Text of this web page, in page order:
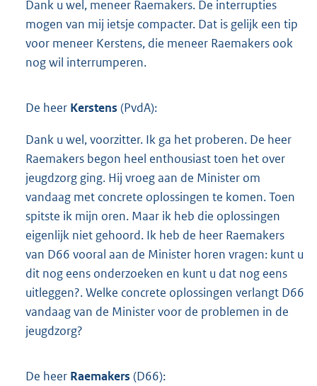
Dank u wel, meneer Raemakers. De interrupties
mogen van mij ietsje compacter. Dat is gelijk een tip
voor meneer Kerstens, die meneer Raemakers ook
nog wil interrumperen.
De heer Kerstens (PvdA):
Dank u wel, voorzitter. Ik ga het proberen. De heer
Raemakers begon heel enthousiast toen het over
jeugdzorg ging. Hij vroeg aan de Minister om
vandaag met concrete oplossingen te komen. Toen
spitste ik mijn oren. Maar ik heb die oplossingen
eigenlijk niet gehoord. Ik heb de heer Raemakers
van D66 vooral aan de Minister horen vragen: kunt u
dit nog eens onderzoeken en kunt u dat nog eens
uitleggen?. Welke concrete oplossingen verlangt D66
vandaag van de Minister voor de problemen in de
jeugdzorg?
De heer Raemakers (D66):